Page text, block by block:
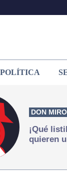
POLÍTICA
DON
¡Qué
quieren